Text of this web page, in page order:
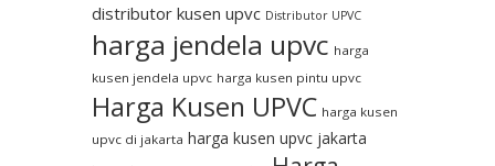
distributor kusen upvc Distributor UPVC
harga jendela upvc harga
kusen jendela upvc harga kusen pintu upvc
Harga Kusen UPVC harga kusen
upvc di jakarta harga kusen upvc jakarta